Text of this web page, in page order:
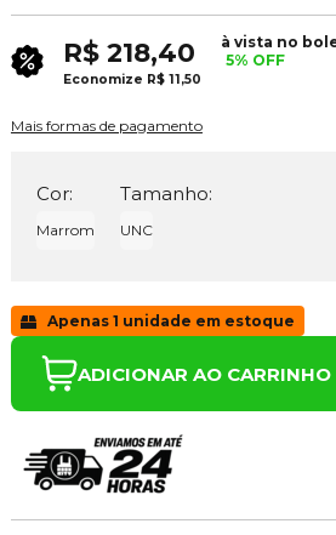
R$ 218,40
à vista no
5% OFF
Economize R$ 11,50
Mais formas de pagamento
Cor:
Marrom
Tamanho:
UNC
Apenas 1 unidade em estoque
ADICIONAR AO CARRINHO